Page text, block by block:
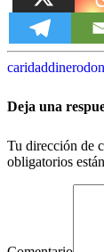
caridaddinero
Deja una
Tu dirección de
obligatorios